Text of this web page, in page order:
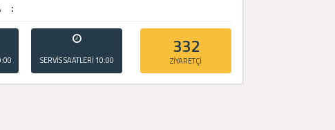
:
SERVİS SAATLERİ 10:00
- 20:00
332
ZİYARETÇİ